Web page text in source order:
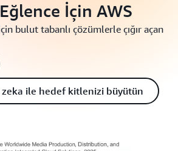
İçin AWS
bulut tabanlı çözümlerle çığır açan
zeka ile hedef kitlenizi büyütün